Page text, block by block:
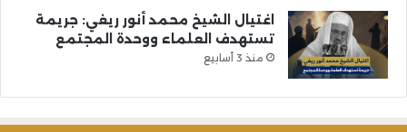
اغتيال الشيخ محمد أنور ريغي: جريمة
تستهدف العلماء ووحدة المجتمع
منذ 3 أسابيع